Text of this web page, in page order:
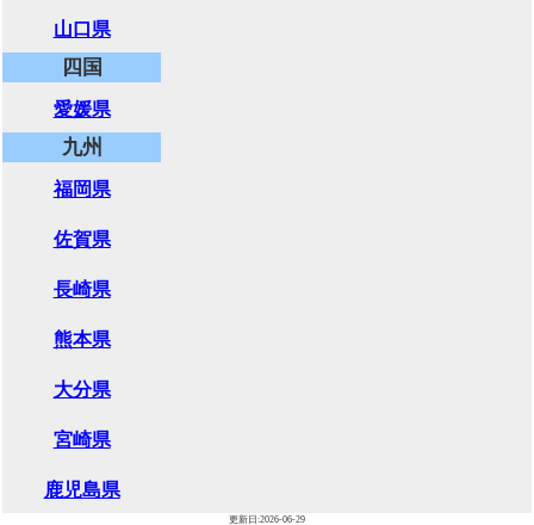
山口県
四国
愛媛県
九州
福岡県
佐賀県
長崎県
熊本県
大分県
宮崎県
鹿児島県
更新日:2026-06-29